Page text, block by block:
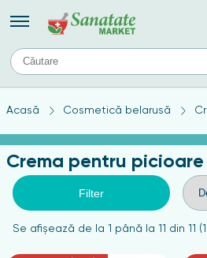
Назад
TIPURI DE TEN
Produse pentru
Ten problematic
Produse pentru ten
Produse pentru
Acasă Cosmetică belarusă
Crema pentru picioare
Filter
Se afişează de la 1 până la 11 din 11